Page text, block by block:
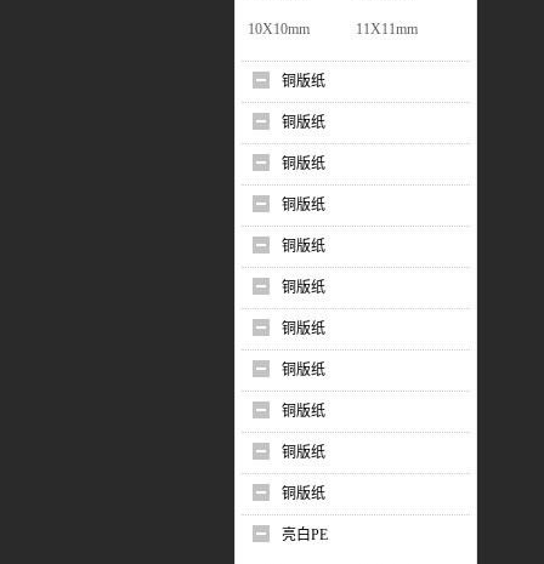
10X10mm 11X11mm
铜版纸
铜版纸
铜版纸
铜版纸
铜版纸
铜版纸
铜版纸
铜版纸
铜版纸
铜版纸
铜版纸
亮白PE